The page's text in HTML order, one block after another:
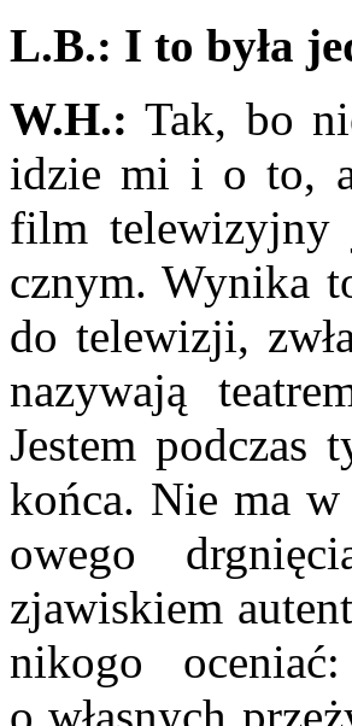
L.B.: I to była
W.H.: Tak, bo
idzie mi i o to,
film telewizyj­ny
cznym. Wynika
do telewizji,
nazywają
Jestem
końca. Nie ma w
owego
zjawiskiem
nikogo